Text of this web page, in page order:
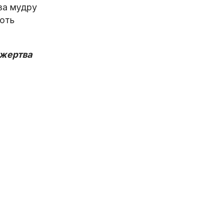
мудру